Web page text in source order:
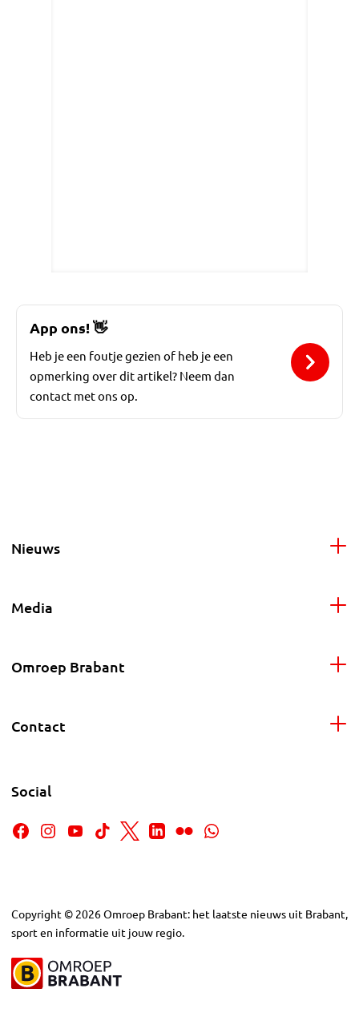
App ons!👋
Heb je een foutje gezien of heb je een
opmerking over dit artikel? Neem dan
contact met ons op.
Nieuws
Media
Omroep Brabant
Contact
Social
Copyright © 2026Omroep Brabant: het laatste nieuws uit Brabant,
sport en informatie uit jouw regio.